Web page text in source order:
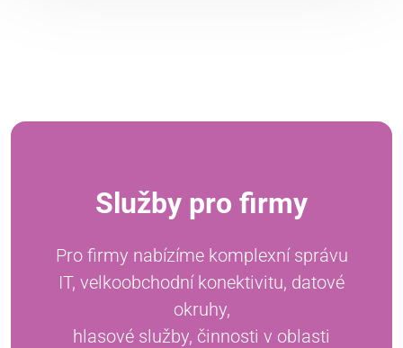
Služby pro firmy
Pro firmy nabízíme komplexní správu
IT, velkoobchodní konektivitu, datové
okruhy,
hlasové služby, činnosti v oblasti